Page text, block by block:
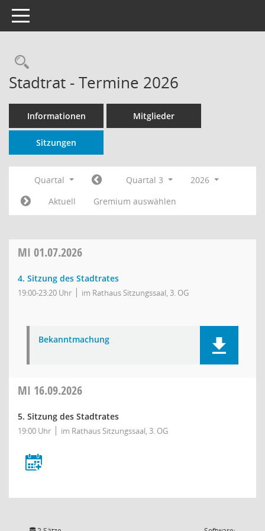
Toggle navigation
Rechercheauswahl
Stadtrat - Termine 2026
Informationen Mitglieder
Sitzungen
Quartal Quartal 3
2026
Aktuell
Gremium auswählen
MI 01.07.2026
4. Sitzung des Stadtrates
19:00-23:20 Uhr im Rathaus Sitzungssaal, 3. OG
Bekanntmachung
MI 16.09.2026
5. Sitzung des Stadtrates
19:00 Uhr im Rathaus Sitzungssaal, 3. OG